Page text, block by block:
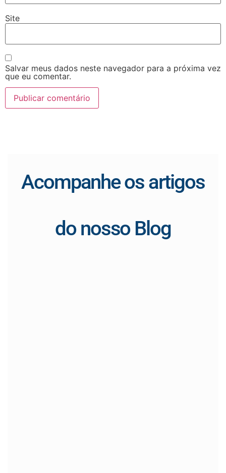
Site
Salvar meus dados neste navegador para a próxima vez
que eu comentar.
Acompanhe os artigos
do nosso Blog